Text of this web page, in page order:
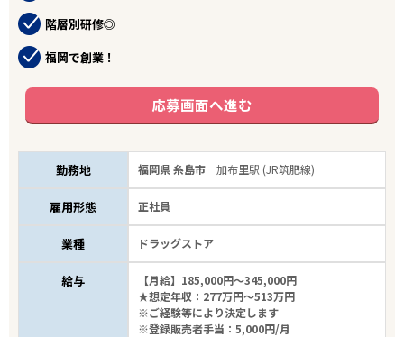
階層別研修◎
福岡で創業！
応募画面へ進む
勤務地 福岡県 糸島市加布里駅 (JR筑肥線)
雇用形態 正社員
業種 ドラッグストア
給与
【月給】185,000円～345,000円
★想定年収：277万円～513万円
※ご経験等により決定します
※登録販売者手当：5,000円/月